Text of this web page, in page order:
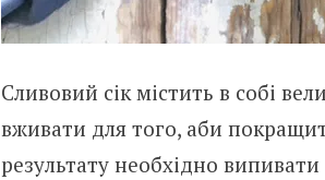
Сливовий сік містить в собі
вживати для того, аби
результату необхідно